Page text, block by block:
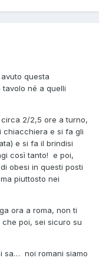
questa
né a quelli
2/2,5 ore a turno,
chiacchiera e si fa gli
e si fa il brindisi
così tanto! e poi,
obesi in questi posti
piuttosto nei
ora a roma, non ti
poi, sei sicuro su
sa… noi romani siamo